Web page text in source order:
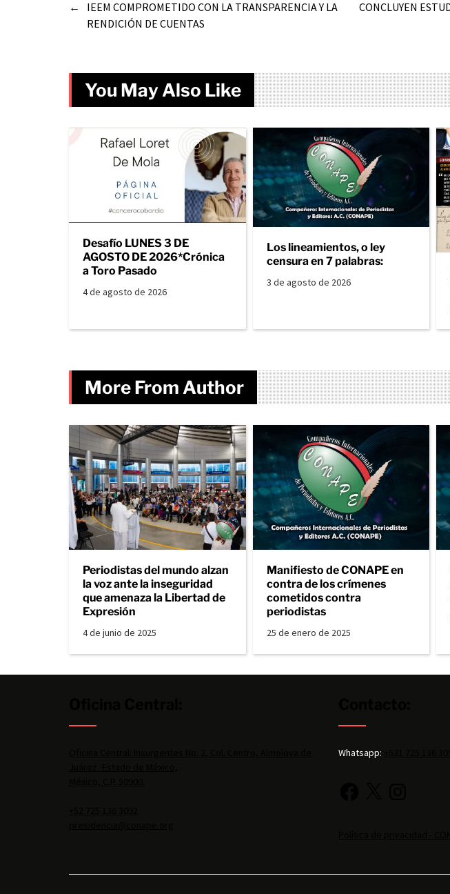
←
IEEM COMPROMETIDO CON LA TRANSPARENCIA Y LA
RENDICIÓN DE CUENTAS
CONCLUYEN
You May Also Like
Desafío LUNES 3 DE
AGOSTO DE 2026*Crónica
a Toro Pasado
4 de agosto de 2026
Los lineamientos, o ley
censura en 7 palabras:
3 de agosto de 2026
More From Author
Periodistas del mundo alzan
la voz ante la inseguridad
que amenaza la Libertad de
Expresión
4 de junio de 2025
Manifiesto de CONAPE en
contra de los crímenes
cometidos contra
periodistas
25 de enero de 2025
Whatsapp: